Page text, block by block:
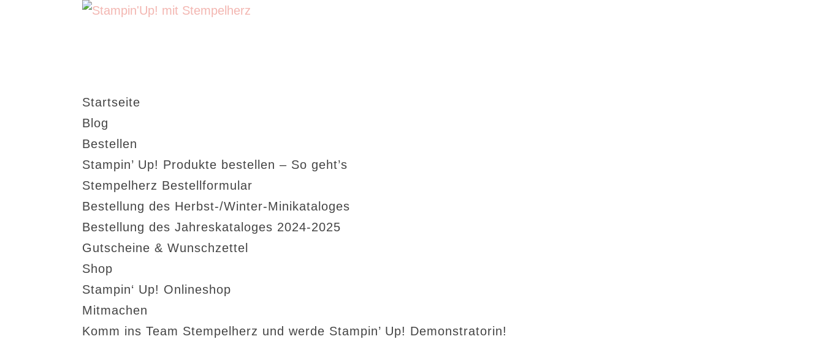
Startseite
Blog
Bestellen
Stampin’ Up! Produkte bestellen – So geht’s
Stempelherz Bestellformular
Bestellung des Herbst-/Winter-Minikataloges
Bestellung des Jahreskataloges 2024-2025
Gutscheine & Wunschzettel
Shop
Stampin‘ Up! Onlineshop
Mitmachen
Komm ins Team Stempelherz und werde Stampin’ Up! Demonstratorin!